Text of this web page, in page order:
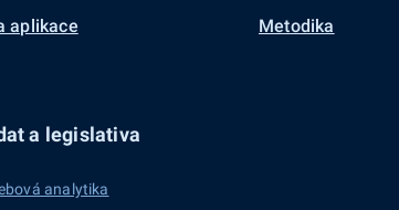
aplikace Metodika
a legislativa
analytika